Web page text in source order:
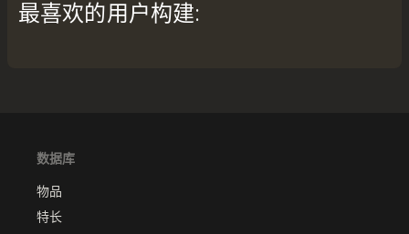
最喜欢的用户构建:
数据库
物品
特长